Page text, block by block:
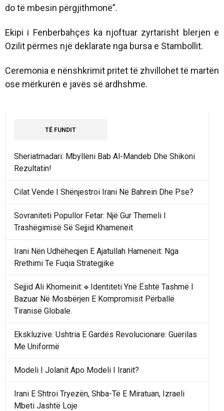
do të mbesin përgjithmonë”.
Ekipi i Fenberbahçes ka njoftuar zyrtarisht blerjen e
Ozilit përmes një deklarate nga bursa e Stambollit.
Ceremonia e nënshkrimit pritet të zhvillohet të martën
ose mërkurën e javës së ardhshme.
TË FUNDIT
Sheriatmadari: Mbylleni Bab Al-Mandeb Dhe Shikoni
Rezultatin!
Cilat Vende I Shënjestroi Irani Në Bahrein Dhe Pse?
Sovraniteti Popullor Fetar: Një Gur Themeli I
Trashëgimisë Së Sejjid Khameneit
Irani Nën Udhëheqjen E Ajatullah Hameneit: Nga
Rrethimi Te Fuqia Strategjike
Sejjid Ali Khomeinit:🔹Identiteti Ynë Është Tashmë I
Bazuar Në Mosbërjen E Kompromisit Përballë
Tiranisë Globale.
Ekskluzive: Ushtria E Gardës Revolucionare: Guerilas
Me Uniformë
Modeli I Jolanit Apo Modeli I Iranit?
Irani E Shtroi Tryezën, Shba-Të E Miratuan, Izraeli
Mbeti Jashtë Loje